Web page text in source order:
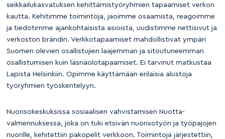
seikkailukasvatuksen kehittämistyöryhmien tapaamiset verkon
kautta. Kehitimme toimintoja, jaoimme osaamista, reagoimme
ja tiedotimme ajankohtaisista asioista, uudistimme nettisivut ja
verkoston brändin. Verkkotapaamiset mahdollistivat ympäri
Suomen olevien osallistujien laajemman ja sitoutuneemman
osallistumisen kuin läsnäolotapaamiset. Ei tarvinut matkustaa
Lapista Helsinkiin. Opimme käyttämään erilaisia alustoja
työryhmien työskentelyyn.
Nuorisokeskuksissa sosiaalisen vahvistamisen Nuotta-
valmennuksessa, joka on tuki etsivän nuorisotyön ja työpajojen
nuorille, kehitettiin pakopelit verkkoon. Toimintoja järjestettiin,